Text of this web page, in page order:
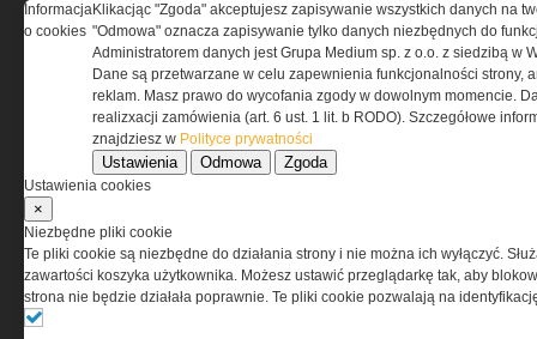
REGULAMIN
Regulamin określa zasady korzystania z portalu
www.special-ops.pl
Korzystanie z portalu jest równoznaczne
przez Grupa MEDIUM Spółka z ograniczoną
odpowiedzialnością Spółka komandytowa, nr KRS:
0000537655, NIP 1132860378, REGON 146393437
(zwana dalej Grupa MEDIUM) w postaci Regulaminu.
Informacja
o cookies
Klikacjąc "Zgoda" akceptujesz zapisywanie wszystkich danych na
"Odmowa" oznacza zapisywanie tylko danych niezbędnych do
Administratorem danych jest Grupa Medium sp. z o.o. z siedzibą w
Dane są przetwarzane w celu zapewnienia funkcjonalności strony,
reklam. Masz prawo do wycofania zgody w dowolnym momencie.
realizxacji zamówienia (art. 6 ust. 1 lit. b RODO). Szczegółowe
znajdziesz w Polityce prywatności
Ustawienia Odmowa Zgoda
Ustawienia cookies
×
Niezbędne pliki cookie
Te pliki cookie są niezbędne do działania strony i nie można ich wyłączyć.
zawartości koszyka użytkownika. Możesz ustawić przeglądarkę tak, aby
strona nie będzie działała poprawnie. Te pliki cookie pozwalają na